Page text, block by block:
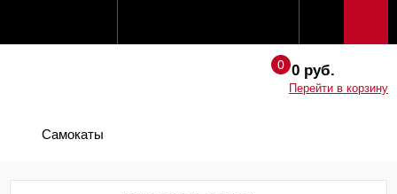
0 руб.
Перейти в корзину
Самокаты